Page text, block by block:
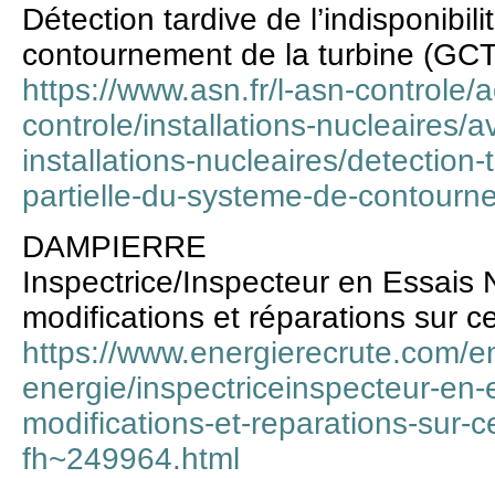
Détection tardive de
contournement de la turbine
https://www.asn.fr/l-asn-controle/
controle/installations-nucleaires/
installations-nucleaires/
partielle-du-systeme-de-
DAMPIERRE
Inspectrice/Inspecteur en Essais
modifications et réparations sur
https://www.energierecrute.com/
energie/inspectriceinspecteur-
modifications-et-reparations-sur-
fh~249964.html